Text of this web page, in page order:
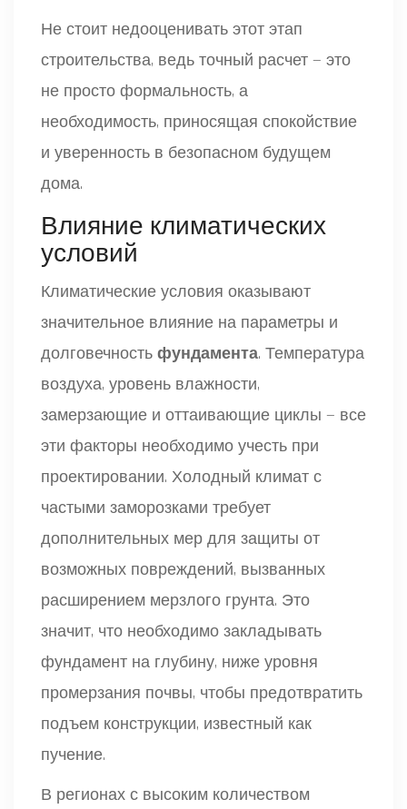
Не стоит недооценивать этот этап
строительства, ведь точный расчет — это
не просто формальность, а
необходимость, приносящая спокойствие
и уверенность в безопасном будущем
дома.
Влияние климатических
условий
Климатические условия оказывают
значительное влияние на параметры и
долговечность фундамента. Температура
воздуха, уровень влажности,
замерзающие и оттаивающие циклы — все
эти факторы необходимо учесть при
проектировании. Холодный климат с
частыми заморозками требует
дополнительных мер для защиты от
возможных повреждений, вызванных
расширением мерзлого грунта. Это
значит, что необходимо закладывать
фундамент на глубину, ниже уровня
промерзания почвы, чтобы предотвратить
подъем конструкции, известный как
пучение.
В регионах с высоким количеством